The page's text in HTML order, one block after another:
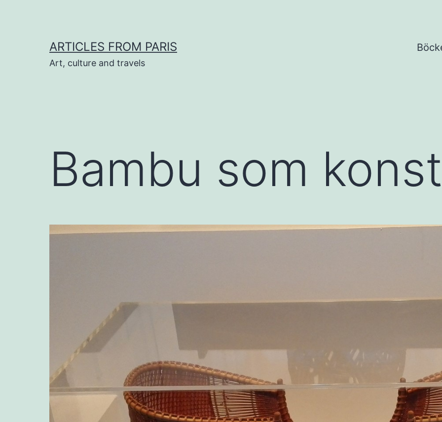
ARTICLES FROM PARIS
Art, culture and travels
Bambu som konst